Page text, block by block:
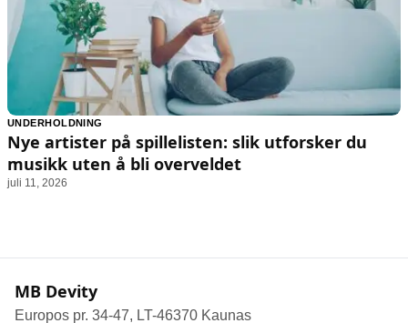
UNDERHOLDNING
Nye artister på spillelisten: slik utforsker du
musikk uten å bli overveldet
juli 11, 2026
MB Devity
Europos pr. 34-47, LT-46370 Kaunas